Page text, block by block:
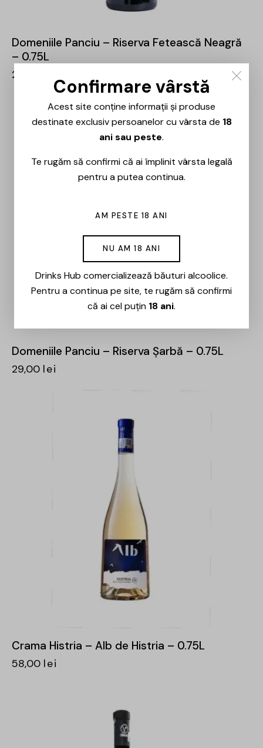
Domeniile Panciu – Riserva Fetească Neagră
– 0.75L
28,00
Domeniile Panciu – Riserva Șarbă – 0.75L
29,00 lei
Crama Histria – Alb de Histria – 0.75L
58,00 lei
Confirmare vârstă
Acest site conține informații și produse
destinate exclusiv persoanelor cu vârsta de 18
ani sau peste.
Te rugăm să confirmi că ai împlinit vârsta legală
pentru a putea continua.
AM PESTE 18 ANI
NU AM 18 ANI
Drinks Hub comercializează băuturi alcoolice.
Pentru a continua pe site, te rugăm să confirmi
că ai cel puțin 18 ani.